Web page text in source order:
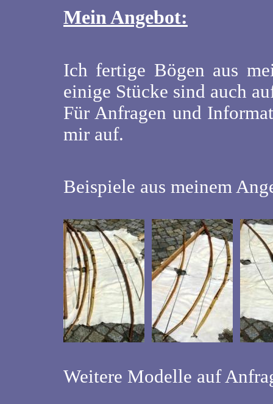
Mein Angebot:
Ich fertige Bögen aus
einige Stücke sind auch
Für Anfragen und
mir auf.
Beispiele aus meinem
Weitere Modelle auf